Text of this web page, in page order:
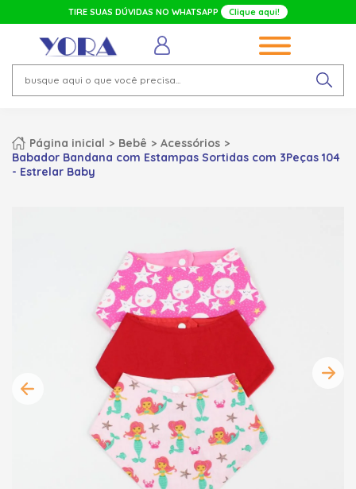
TIRE SUAS DÚVIDAS NO WHATSAPP Clique aqui!
Página inicial Bebê
Acessórios
Babador Bandana com Estampas Sortidas com 3Peças 104
- Estrelar Baby